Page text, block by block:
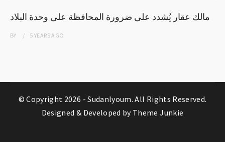
مالك عقار يُشدد على ضرورة المحافظة على وحدة البلاد
BY 5 YEARSAGO
© Copyright 2026 -Sudanlyoum. All Rights Reserved.
Designed & Developed by Theme Junkie